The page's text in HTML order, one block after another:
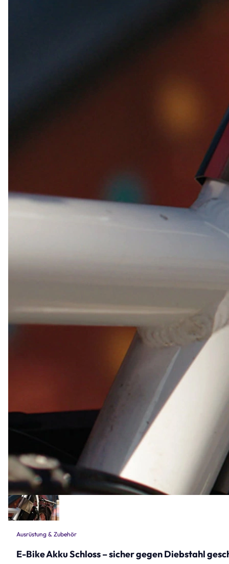
Ausrüstung & Zubehör
E-Bike Akku Schloss – sicher gegen Diebstahl